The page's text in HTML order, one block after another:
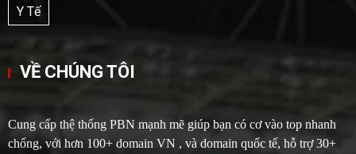
Y Tế
VỀ CHÚNG TÔI
Cung cấp thệ thống PBN mạnh mẽ giúp bạn có cơ vào top nhanh
chống, với hơn 100+ domain VN , và domain quốc tế, hỗ trợ 30+